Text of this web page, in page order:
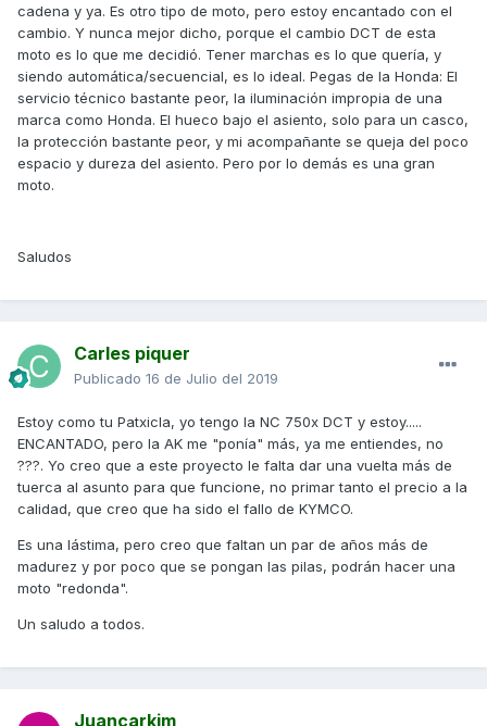
cadena y ya. Es otro tipo de moto, pero estoy encantado con el
cambio. Y nunca mejor dicho, porque el cambio DCT de esta
moto es lo que me decidió. Tener marchas es lo que quería, y
siendo automática/secuencial, es lo ideal. Pegas de la Honda: El
servicio técnico bastante peor, la iluminación impropia de una
marca como Honda. El hueco bajo el asiento, solo para un casco,
la protección bastante peor, y mi acompañante se queja del poco
espacio y dureza del asiento. Pero por lo demás es una gran
moto.
Saludos
Carles piquer
Publicado 16 de Julio del 2019
Estoy como tu Patxicla, yo tengo la NC 750x DCT y estoy.....
ENCANTADO, pero la AK me "ponía" más, ya me entiendes, no
???. Yo creo que a este proyecto le falta dar una vuelta más de
tuerca al asunto para que funcione, no primar tanto el precio a la
calidad, que creo que ha sido el fallo de KYMCO.
Es una lástima, pero creo que faltan un par de años más de
madurez y por poco que se pongan las pilas, podrán hacer una
moto "redonda".
Un saludo a todos.
Juancarkim